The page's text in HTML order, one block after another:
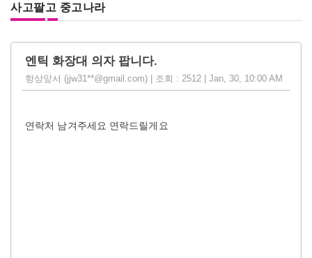
사고팔고 중고나라
엔틱 화장대 의자 팝니다.
항상앞서 (jjw31**@gmail.com) | 조회 : 2512 | Jan, 30, 10:00 AM
연락처 남겨주세요 연락드릴게요